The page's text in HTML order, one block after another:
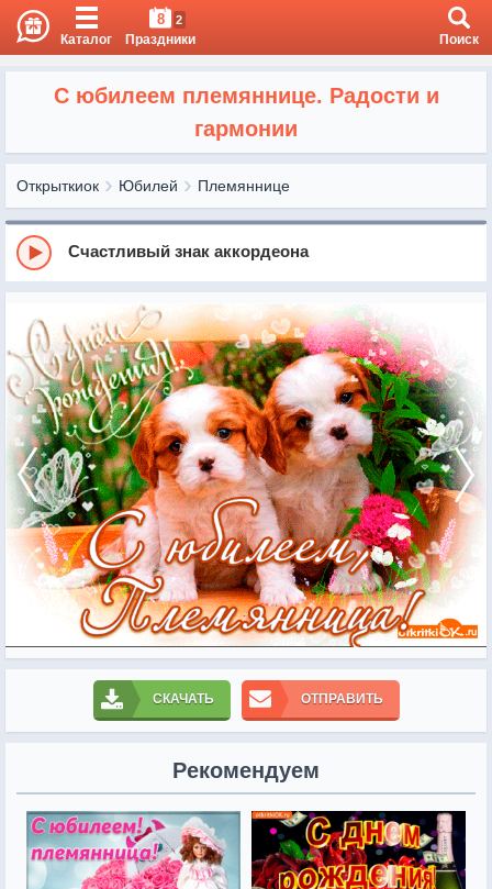
Каталог
8 2
Праздники Поиск
С юбилеем племяннице. Радости и
гармонии
Открыткиок Юбилей Племяннице
Счастливый знак аккордеона
СКАЧАТЬ ОТПРАВИТЬ
Рекомендуем